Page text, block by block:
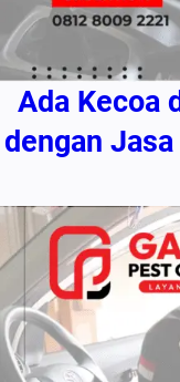
Ada Kecoa
dengan